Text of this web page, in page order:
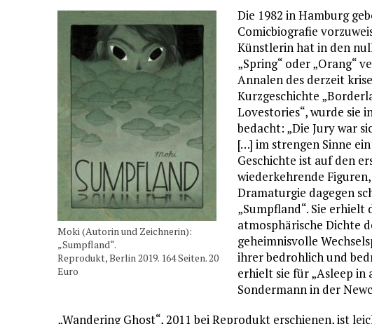
Moki (Autorin und Zeichnerin):
„Sumpfland“.
Reprodukt, Berlin 2019. 164 Seiten. 20
Euro
Die 1982 in Hamburg
Comicbiografie
Künstlerin hat in den
„Spring“ oder „Orang“
Annalen des derzeit
Kurzgeschichte
Lovestories“, wurde sie
bedacht: „Die Jury war
[…] im strengen Sinne
Geschichte ist auf den
wiederkehrende
Dramaturgie dagegen
„Sumpfland“. Sie
atmosphärische Dichte
geheimnisvolle
ihrer bedrohlich und
erhielt sie für „Asleep in
Sondermann in der
„Wandering Ghost“, 2011 bei Reprodukt erschienen, ist